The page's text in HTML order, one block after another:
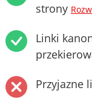
strony
Linki
Przyjazne